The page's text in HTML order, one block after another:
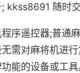
kkss8691 随时交
序遥控器;普通
需对麻将机进
能的设备或工具